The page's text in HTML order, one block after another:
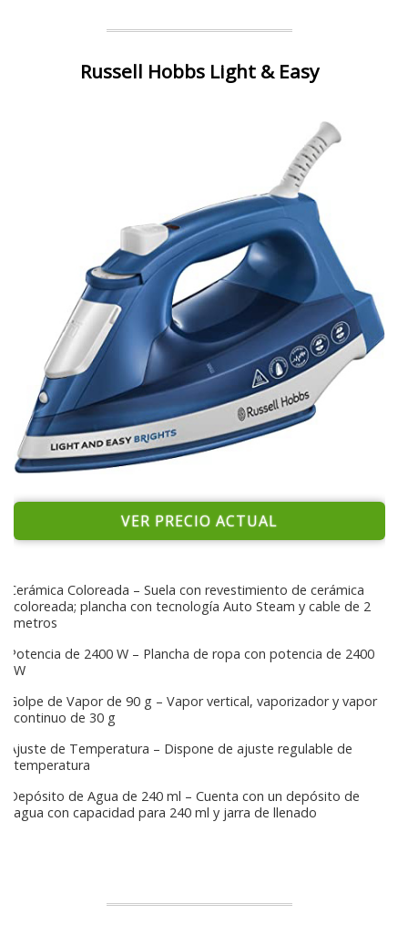
Russell Hobbs Light & Easy
VER PRECIO ACTUAL
Cerámica Coloreada – Suela con revestimiento de cerámica
coloreada; plancha con tecnología Auto Steam y cable de 2
metros
Potencia de 2400 W – Plancha de ropa con potencia de 2400
W
Golpe de Vapor de 90 g – Vapor vertical, vaporizador y vapor
continuo de 30 g
Ajuste de Temperatura – Dispone de ajuste regulable de
temperatura
Depósito de Agua de 240 ml – Cuenta con un depósito de
agua con capacidad para 240 ml y jarra de llenado